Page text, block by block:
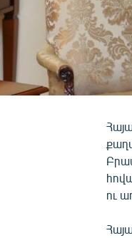
ու